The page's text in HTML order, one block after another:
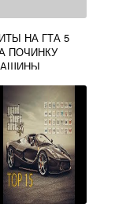
НА ГТА 5
ПОЧИНКУ